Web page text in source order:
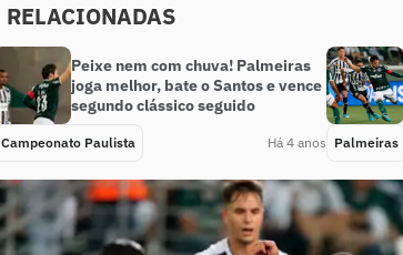
RELACIONADAS
Peixe nem com chuva! Palmeiras
joga melhor, bate o Santos e vence
segundo clássico seguido
Campeonato Paulista Há 4 anos Palmeiras